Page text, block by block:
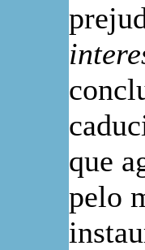
que
pelo